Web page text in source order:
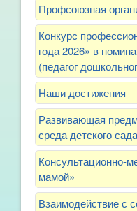
Профсоюзная
Конкурс
года 2026» в
(педагог
Наши достижения
Развивающая
среда детского сада
Консультационно-
мамой»
Взаимодействие с